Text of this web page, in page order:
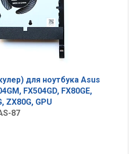
для ноутбука Asus
FX504GD, FX80GE,
ZX80G, GPU
87